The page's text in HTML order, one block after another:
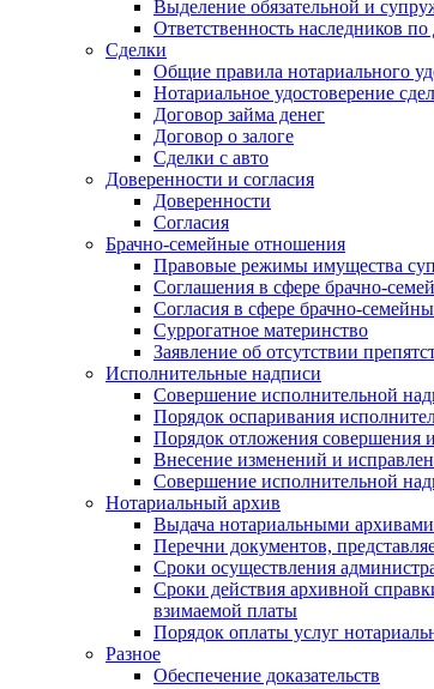
Выделение обязательной и
Ответственность наследников по
Сделки
Общие правила нотариального
Нотариальное удостоверение
Договор займа денег
Договор о залоге
Сделки с авто
Доверенности и согласия
Доверенности
Согласия
Брачно-семейные отношения
Правовые режимы имущества
Соглашения в сфере брачно-
Согласия в сфере брачно-
Суррогатное материнство
Заявление об отсутствии
Исполнительные надписи
Совершение исполнительной
Порядок оспаривания
Порядок отложения совершения
Внесение изменений и
Совершение исполнительной
Нотариальный архив
Выдача нотариальными
Перечни документов,
Сроки осуществления
Сроки действия архивной
взимаемой платы
Порядок оплаты услуг
Разное
Обеспечение доказательств